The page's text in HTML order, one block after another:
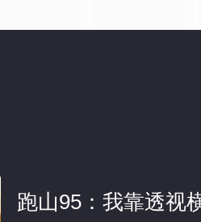
跑山95：我靠透视